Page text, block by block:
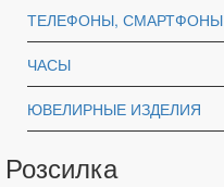
ТЕЛЕФОНЫ, СМАРТФОНЫ
ЧАСЫ
ЮВЕЛИРНЫЕ ИЗДЕЛИЯ
Розсилка